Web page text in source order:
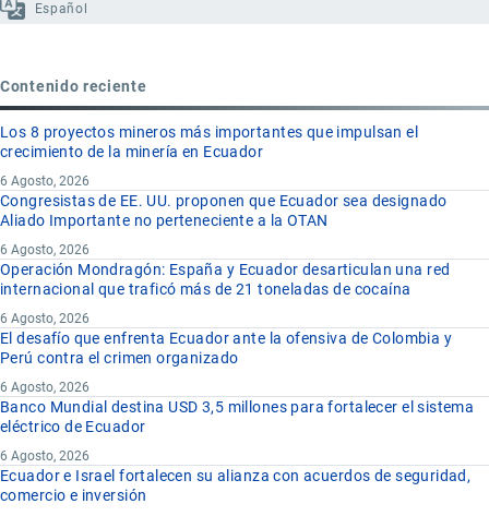
Español
Contenido reciente
Los 8 proyectos mineros más importantes que impulsan el
crecimiento de la minería en Ecuador
6 Agosto, 2026
Congresistas de EE. UU. proponen que Ecuador sea designado
Aliado Importante no perteneciente a la OTAN
6 Agosto, 2026
Operación Mondragón: España y Ecuador desarticulan una red
internacional que traficó más de 21 toneladas de cocaína
6 Agosto, 2026
El desafío que enfrenta Ecuador ante la ofensiva de Colombia y
Perú contra el crimen organizado
6 Agosto, 2026
Banco Mundial destina USD 3,5 millones para fortalecer el sistema
eléctrico de Ecuador
6 Agosto, 2026
Ecuador e Israel fortalecen su alianza con acuerdos de seguridad,
comercio e inversión